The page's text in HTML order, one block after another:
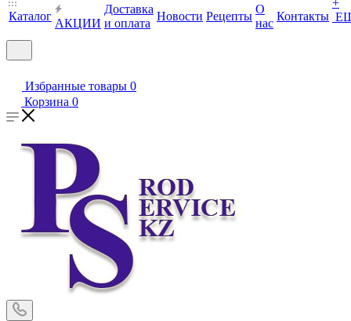
Каталог
АКЦИИ
Доставка
и оплата
Новости Рецепты
О
нас
Контакты
+
Избранные товары 0
Корзина 0